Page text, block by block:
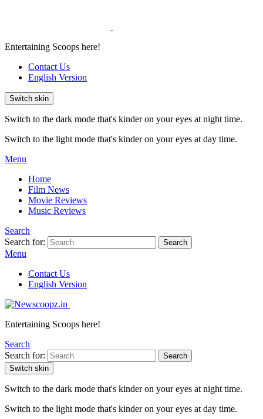
Entertaining Scoops here!
Contact Us
English Version
Switch skin
Switch to the dark mode that's kinder on your eyes at night time.
Switch to the light mode that's kinder on your eyes at day time.
Menu
Home
Film News
Movie Reviews
Music Reviews
Search
Search for:
Search
Menu
Contact Us
English Version
Entertaining Scoops here!
Search
Search for:
Search
Switch skin
Switch to the dark mode that's kinder on your eyes at night time.
Switch to the light mode that's kinder on your eyes at day time.